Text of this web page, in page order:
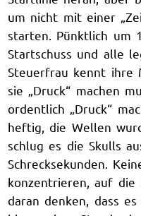
um nicht mit einer
starten. Pünktlich um
Startschuss und alle
Steuerfrau kennt ihre
sie „Druck“ machen
ordentlich „Druck“
heftig, die Wellen
schlug es die Skulls
Schrecksekunden.
konzentrieren, auf die
daran denken, dass